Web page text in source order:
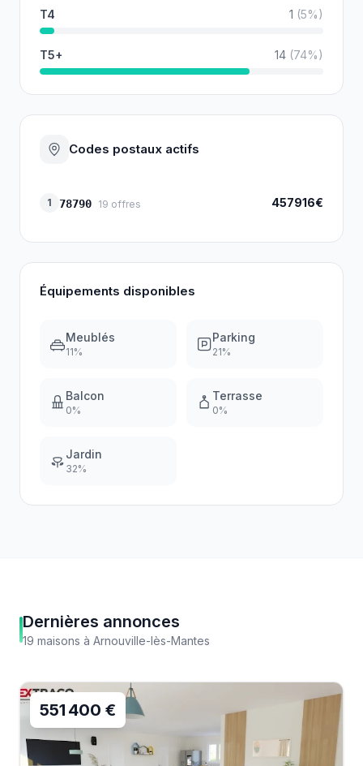
T4 1 (5%)
T5+ 14 (74%)
Codes postaux actifs
1 78790 19 offres 457916€
Équipements disponibles
Meublés
11%
Parking
21%
Balcon
0%
Terrasse
0%
Jardin
32%
Dernières annonces
19 maisons à Arnouville-lès-Mantes
551 400 €